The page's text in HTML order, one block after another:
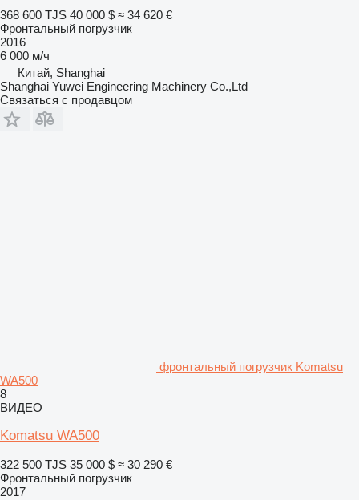
368 600 TJS 40 000 $ ≈ 34 620 €
Фронтальный погрузчик
2016
6 000 м/ч
Китай, Shanghai
Shanghai Yuwei Engineering Machinery Co.,Ltd
Связаться с продавцом
фронтальный погрузчик Komatsu
WA500
8
ВИДЕО
Komatsu WA500
322 500 TJS 35 000 $ ≈ 30 290 €
Фронтальный погрузчик
2017